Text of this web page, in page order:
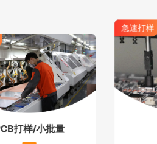
打样/小批量
急速打样